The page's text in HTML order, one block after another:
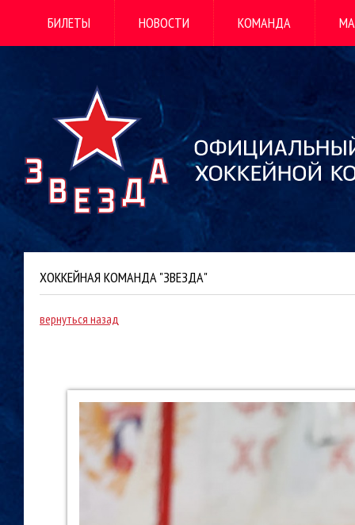
БИЛЕТЫ НОВОСТИ КОМАНДА
ХОККЕЙНАЯ КОМАНДА "ЗВЕЗДА"
вернуться назад